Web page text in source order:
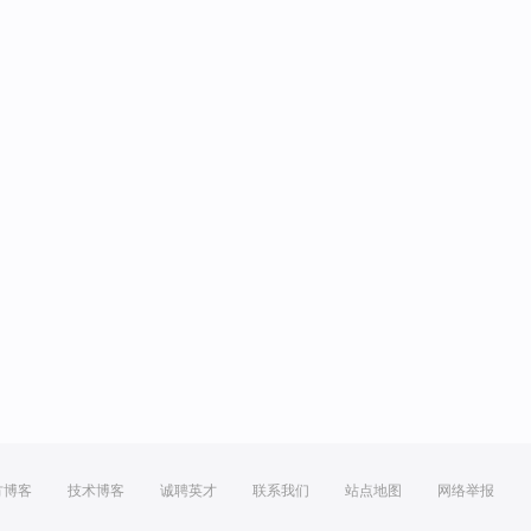
博客 技术博客 诚聘英才 联系我们 站点地图 网络举报